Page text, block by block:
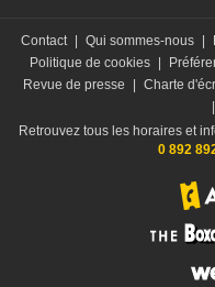
Contact Qui sommes-nous
Politique de cookies
Revue de presse
Charte
Retrouvez tous les horaires et
0 892